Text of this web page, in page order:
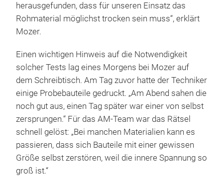
herausgefunden, dass für unseren Einsatz das
Rohmaterial möglichst trocken sein muss“, erklärt
Mozer.
Einen wichtigen Hinweis auf die Notwendigkeit
solcher Tests lag eines Morgens bei Mozer auf
dem Schreibtisch. Am Tag zuvor hatte der Techniker
einige Probebauteile gedruckt. „Am Abend sahen die
noch gut aus, einen Tag später war einer von selbst
zersprungen.“ Für das AM-Team war das Rätsel
schnell gelöst: „Bei manchen Materialien kann es
passieren, dass sich Bauteile mit einer gewissen
Größe selbst zerstören, weil die innere Spannung so
groß ist.“